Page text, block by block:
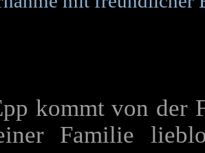
kommt von der
Familie